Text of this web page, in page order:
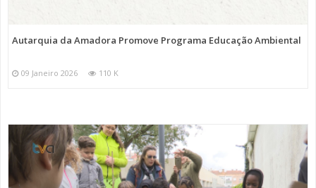
Autarquia da Amadora Promove Programa Educação Ambiental
09 Janeiro 2026 110 K